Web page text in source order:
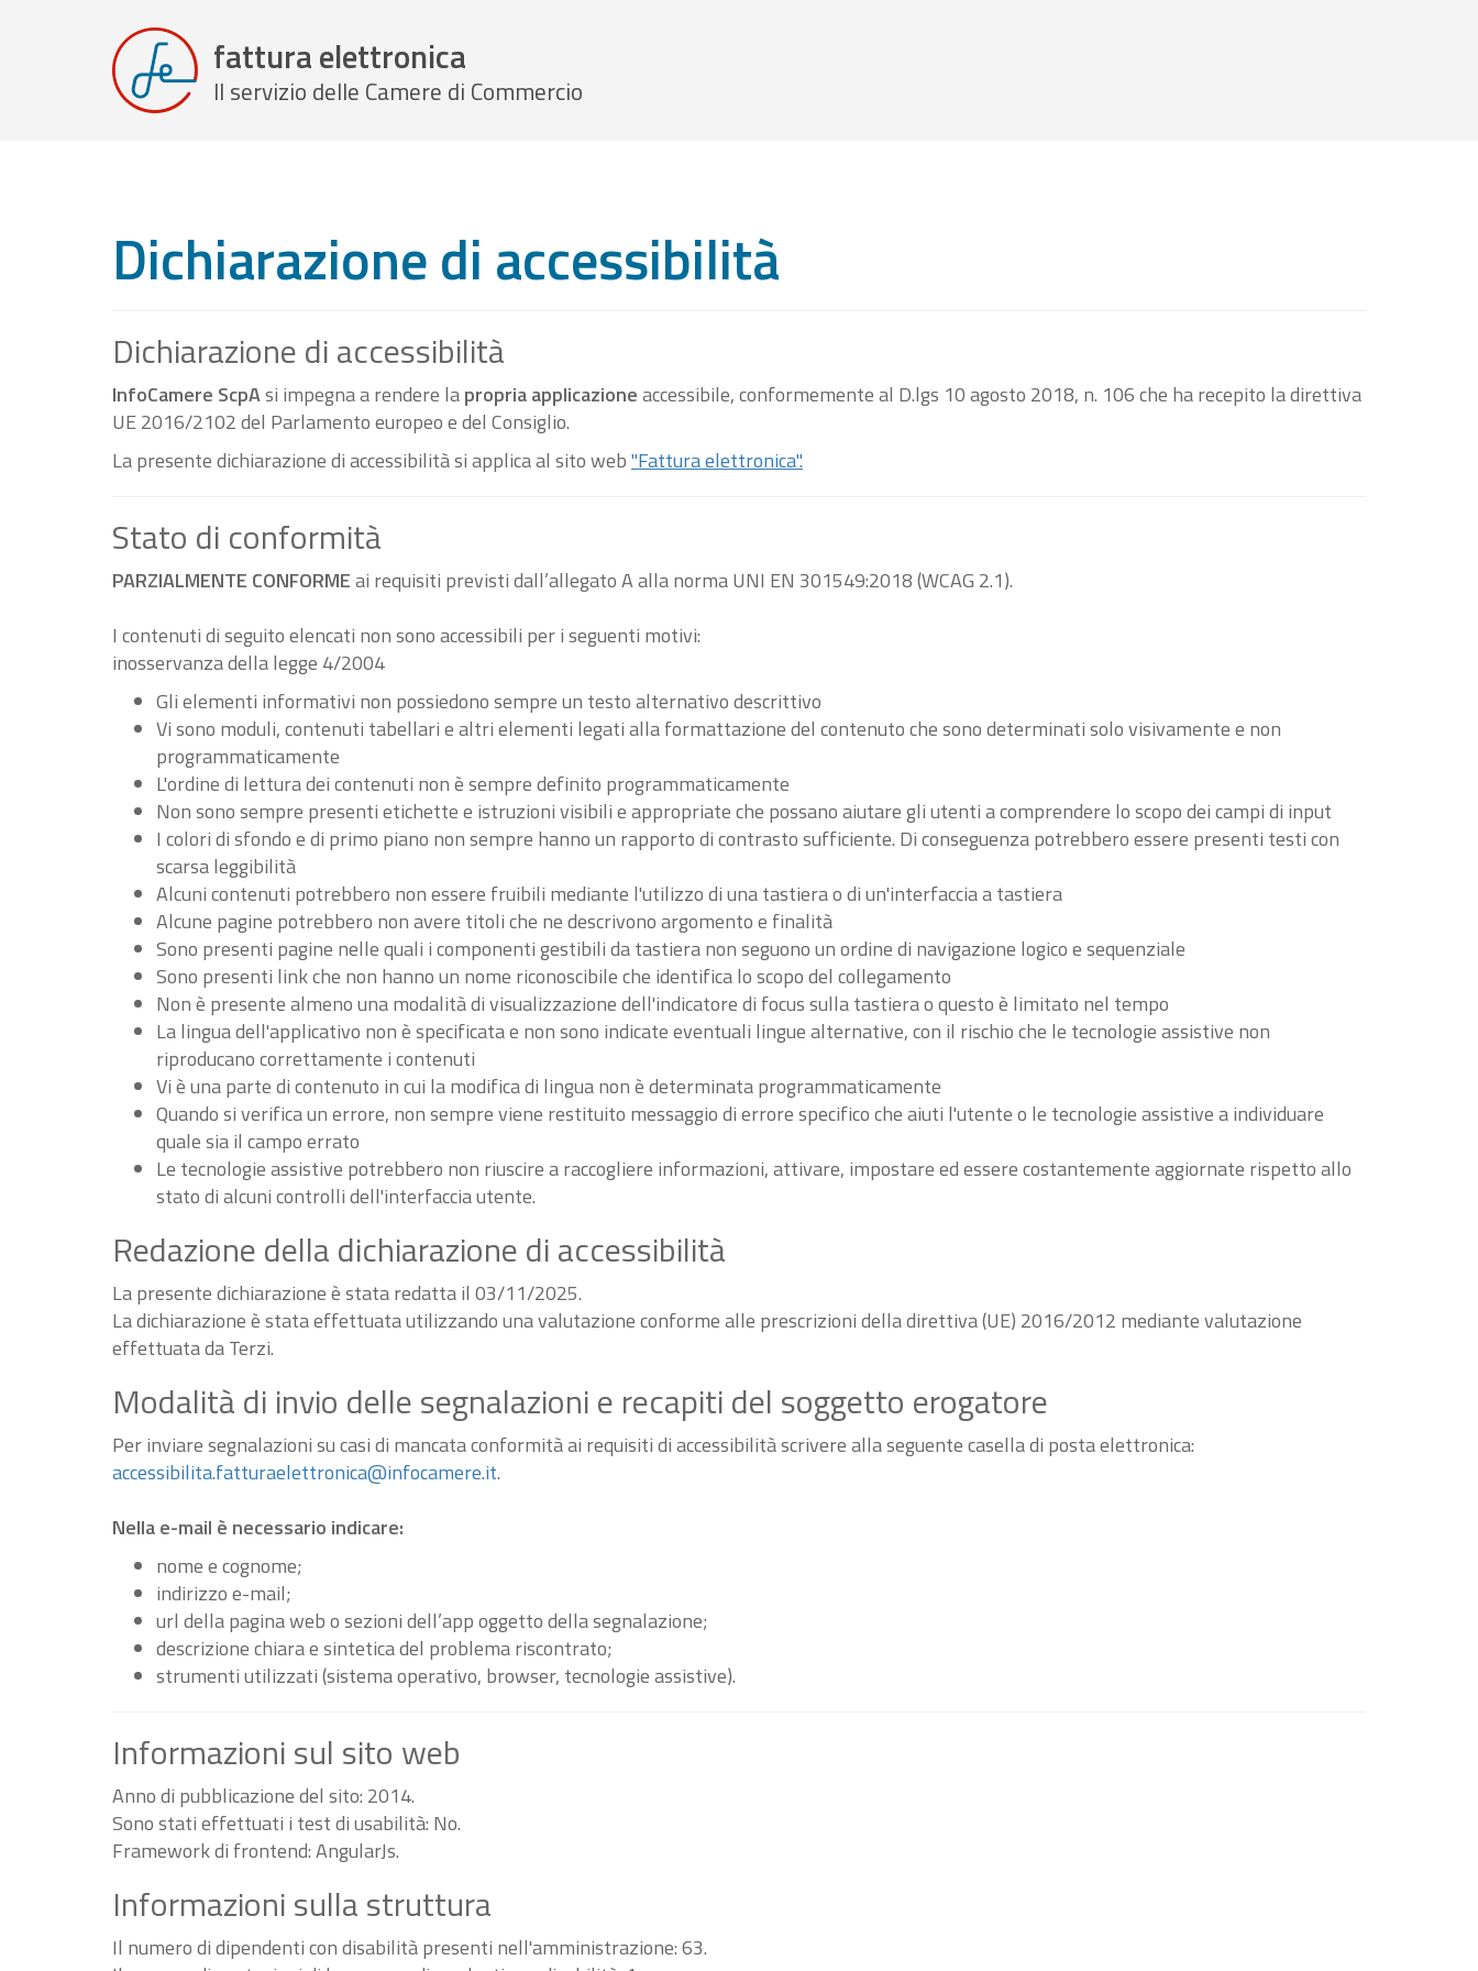
fattura elettronica
Il servizio delle Camere di Commercio
Dichiarazione di accessibilità
Dichiarazione di accessibilità
InfoCamere ScpAsi impegna a rendere lapropria applicazioneaccessibile, conformemente al D.lgs 10 agosto 2018, n. 106 che ha recepito la direttiva
UE 2016/2102 del Parlamento europeo e del Consiglio.
La presente dichiarazione di accessibilità si applica al sito web"Fattura elettronica".
Stato di conformità
PARZIALMENTE CONFORMEai requisiti previsti dall’allegato A alla norma UNI EN 301549:2018 (WCAG 2.1).
I contenuti di seguito elencati non sono accessibili per i seguenti motivi:
inosservanza della legge 4/2004
Gli elementi informativi non possiedono sempre un testo alternativo descrittivo
Vi sono moduli, contenuti tabellari e altri elementi legati alla formattazione del contenuto che sono determinati solo visivamente e non
programmaticamente
L'ordine di lettura dei contenuti non è sempre definito programmaticamente
Non sono sempre presenti etichette e istruzioni visibili e appropriate che possano aiutare gli utenti a comprendere lo scopo dei campi di input
I colori di sfondo e di primo piano non sempre hanno un rapporto di contrasto sufficiente. Di conseguenza potrebbero essere presenti testi con
scarsa leggibilità
Alcuni contenuti potrebbero non essere fruibili mediante l'utilizzo di una tastiera o di un'interfaccia a tastiera
Alcune pagine potrebbero non avere titoli che ne descrivono argomento e finalità
Sono presenti pagine nelle quali i componenti gestibili da tastiera non seguono un ordine di navigazione logico e sequenziale
Sono presenti link che non hanno un nome riconoscibile che identifica lo scopo del collegamento
Non è presente almeno una modalità di visualizzazione dell'indicatore di focus sulla tastiera o questo è limitato nel tempo
La lingua dell'applicativo non è specificata e non sono indicate eventuali lingue alternative, con il rischio che le tecnologie assistive non
riproducano correttamente i contenuti
Vi è una parte di contenuto in cui la modifica di lingua non è determinata programmaticamente
Quando si verifica un errore, non sempre viene restituito messaggio di errore specifico che aiuti l'utente o le tecnologie assistive a individuare
quale sia il campo errato
Le tecnologie assistive potrebbero non riuscire a raccogliere informazioni, attivare, impostare ed essere costantemente aggiornate rispetto allo
stato di alcuni controlli dell'interfaccia utente.
Redazione della dichiarazione di accessibilità
La presente dichiarazione è stata redatta il 03/11/2025.
La dichiarazione è stata effettuata utilizzando una valutazione conforme alle prescrizioni della direttiva (UE) 2016/2012 mediante valutazione
effettuata da Terzi.
Modalità di invio delle segnalazioni e recapiti del soggetto erogatore
Per inviare segnalazioni su casi di mancata conformità ai requisiti di accessibilità scrivere alla seguente casella di posta elettronica:
accessibilita.fatturaelettronica@infocamere.it.
Nella e-mail è necessario indicare:
nome e cognome;
indirizzo e-mail;
url della pagina web o sezioni dell’app oggetto della segnalazione;
descrizione chiara e sintetica del problema riscontrato;
strumenti utilizzati (sistema operativo, browser, tecnologie assistive).
Informazioni sul sito web
Anno di pubblicazione del sito: 2014.
Sono stati effettuati i test di usabilità: No.
Framework di frontend: AngularJs.
Informazioni sulla struttura
Il numero di dipendenti con disabilità presenti nell'amministrazione: 63.